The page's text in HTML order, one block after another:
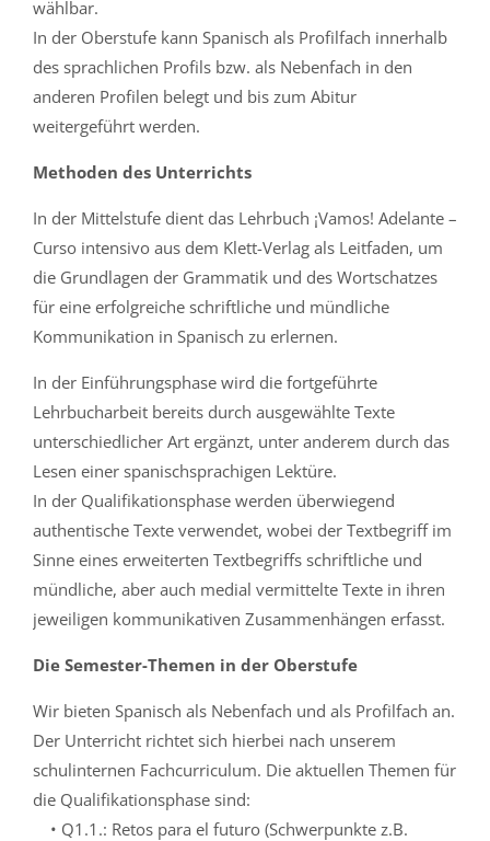
wählbar.
In der Oberstufe kann Spanisch als Profilfach innerhalb
des sprachlichen Profils bzw. als Nebenfach in den
anderen Profilen belegt und bis zum Abitur
weitergeführt werden.
Methoden des Unterrichts
In der Mittelstufe dient das Lehrbuch ¡Vamos! Adelante –
Curso intensivo aus dem Klett-Verlag als Leitfaden, um
die Grundlagen der Grammatik und des Wortschatzes
für eine erfolgreiche schriftliche und mündliche
Kommunikation in Spanisch zu erlernen.
In der Einführungsphase wird die fortgeführte
Lehrbucharbeit bereits durch ausgewählte Texte
unterschiedlicher Art ergänzt, unter anderem durch das
Lesen einer spanischsprachigen Lektüre.
In der Qualifikationsphase werden überwiegend
authentische Texte verwendet, wobei der Textbegriff im
Sinne eines erweiterten Textbegriffs schriftliche und
mündliche, aber auch medial vermittelte Texte in ihren
jeweiligen kommunikativen Zusammenhängen erfasst.
Die Semester-Themen in der Oberstufe
Wir bieten Spanisch als Nebenfach und als Profilfach an.
Der Unterricht richtet sich hierbei nach unserem
schulinternen Fachcurriculum. Die aktuellen Themen für
die Qualifikationsphase sind:
• Q1.1.: Retos para el futuro (Schwerpunkte z.B.